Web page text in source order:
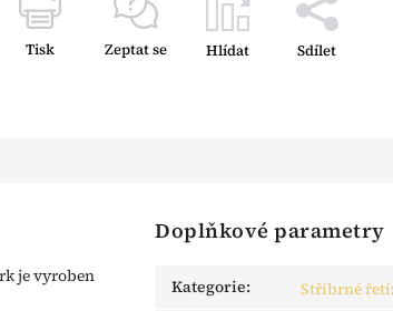
Tisk Zeptat se Hlídat Sdílet
je vyroben
Doplňkové parametry
Kategorie:
Stříbrné